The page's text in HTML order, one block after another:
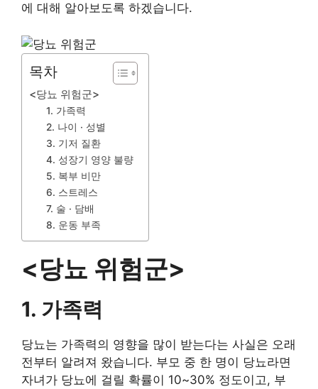
에 대해 알아보도록 하겠습니다.
목차
<당뇨 위험군>
1. 가족력
2. 나이 · 성별
3. 기저 질환
4. 성장기 영양 불량
5. 복부 비만
6. 스트레스
7. 술 · 담배
8. 운동 부족
<당뇨 위험군>
1. 가족력
당뇨는 가족력의 영향을 많이 받는다는 사실은 오래
전부터 알려져 왔습니다. 부모 중 한 명이 당뇨라면
자녀가 당뇨에 걸릴 확률이 10~30% 정도이고, 부